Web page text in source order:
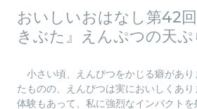
おいしいおはなし第42
きぶた』えんぷつの天ぷ
小さい頃、えんぴつをかじる癖があり
たものの、えんぴつは実においしくあ
体験もあって、私に強烈なインパクト